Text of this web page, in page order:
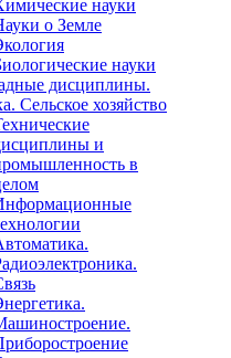
науки
о Земле
науки
дисциплины.
Сельское хозяйство
и
в